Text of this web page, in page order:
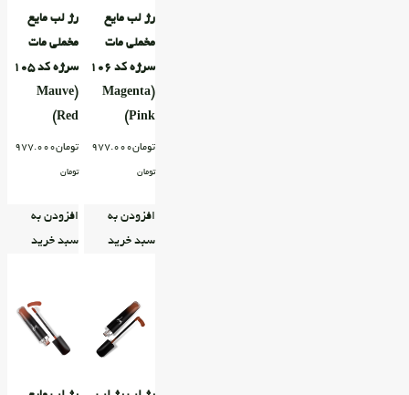
رژ لب مایع
مخملی مات
سرژه کد ۱۰۶
(Magenta
Pink)
تومان977.000
تومان
افزودن به
سبد خرید
رژ لب مایع
مخملی مات
سرژه کد ۱۰۵
(Mauve
Red)
تومان977.000
تومان
افزودن به
سبد خرید